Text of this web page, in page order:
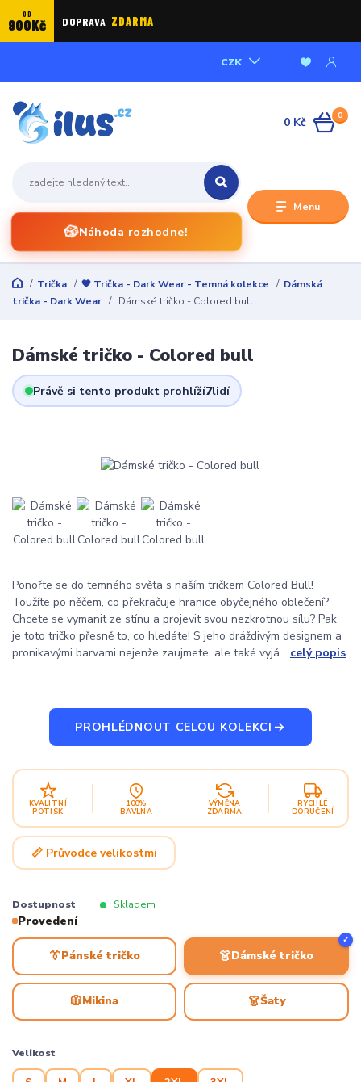
OD
900Kč DOPRAVA ZDARMA
Menu
CZK
🎲Náhoda rozhodne!
0
0 Kč
Trička 🖤 Trička - Dark Wear - Temná kolekce
Dámská
trička - Dark Wear
Dámské tričko - Colored bull
Dámské tričko - Colored bull
Právě si tento produkt prohlíží7lidí
Ponořte se do temného světa s naším tričkem Colored Bull!
Toužíte po něčem, co překračuje hranice obyčejného oblečení?
Chcete se vymanit ze stínu a projevit svou nezkrotnou sílu? Pak
je toto tričko přesně to, co hledáte! S jeho dráždivým designem a
pronikavými barvami nejenže zaujmete, ale také vyjá... celý popis
PROHLÉDNOUT CELOU KOLEKCI
KVALITNÍ
POTISK
100%
BAVLNA
VÝMĚNA
ZDARMA
RYCHLÉ
DORUČENÍ
📏 Průvodce velikostmi
Dostupnost Skladem
Provedení
👔Pánské tričko 👗Dámské tričko
✓
🧥Mikina 👗Šaty
Velikost